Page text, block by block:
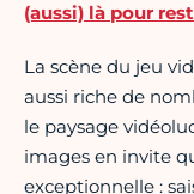
(aussi) là pour
La scène du jeu
aussi riche de
le paysage
images en invite
exceptionnelle :